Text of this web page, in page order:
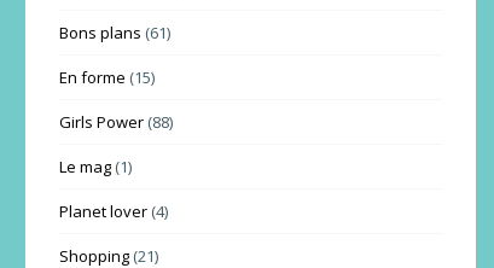
Bons plans (61)
En forme (15)
Girls Power(88)
Le mag(1)
Planet lover(4)
Shopping(21)